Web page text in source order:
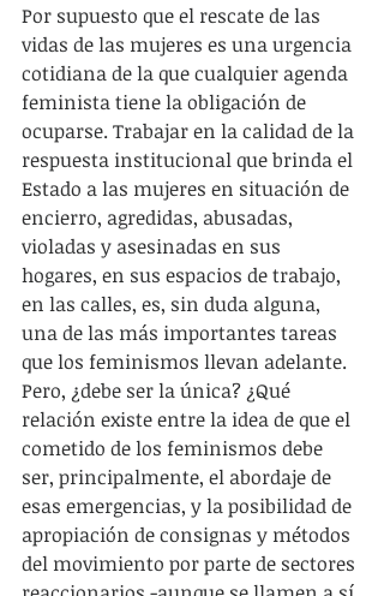
Por supuesto que el rescate de las
vidas de las mujeres es una urgencia
cotidiana de la que cualquier agenda
feminista tiene la obligación de
ocuparse. Trabajar en la calidad de la
respuesta institucional que brinda el
Estado a las mujeres en situación de
encierro, agredidas, abusadas,
violadas y asesinadas en sus
hogares, en sus espacios de trabajo,
en las calles, es, sin duda alguna,
una de las más importantes tareas
que los feminismos llevan adelante.
Pero, ¿debe ser la única? ¿Qué
relación existe entre la idea de que el
cometido de los feminismos debe
ser, principalmente, el abordaje de
esas emergencias, y la posibilidad de
apropiación de consignas y métodos
del movimiento por parte de sectores